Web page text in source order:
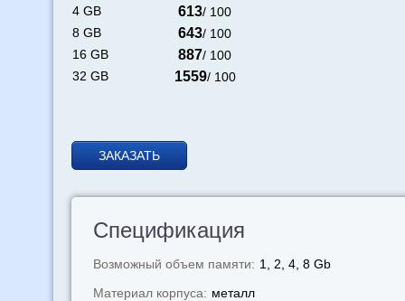
4 GB
613/ 100
8 GB
643/ 100
16 GB
887/ 100
32 GB
1559/ 100
ЗАКАЗАТЬ
Спецификация
Возможный объем памяти: 1, 2, 4, 8 Gb
Материал корпуса: металл